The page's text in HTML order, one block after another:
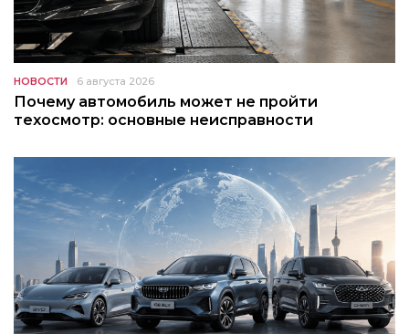
НОВОСТИ 6 августа 2026
Почему автомобиль может не пройти
техосмотр: основные неисправности